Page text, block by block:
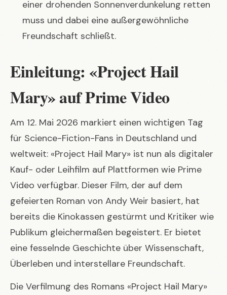
einer drohenden Sonnenverdunkelung retten
muss und dabei eine außergewöhnliche
Freundschaft schließt.
Einleitung: «Project Hail
Mary» auf Prime Video
Am 12. Mai 2026 markiert einen wichtigen Tag
für Science-Fiction-Fans in Deutschland und
weltweit: «Project Hail Mary» ist nun als digitaler
Kauf- oder Leihfilm auf Plattformen wie Prime
Video verfügbar. Dieser Film, der auf dem
gefeierten Roman von Andy Weir basiert, hat
bereits die Kinokassen gestürmt und Kritiker wie
Publikum gleichermaßen begeistert. Er bietet
eine fesselnde Geschichte über Wissenschaft,
Überleben und interstellare Freundschaft.
Die Verfilmung des Romans «Project Hail Mary»